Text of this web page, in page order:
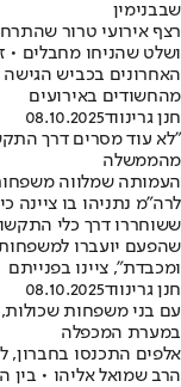
שבבנימין
רצף אירועי טרור
ושלט שהניחו מחבלים
האחרונים בכביש
מהחשודים באירועים
חנן גרינווד08.10.2025
"לא עוד מסרים דרך
מהממשלה
העמותה שמלווה
לרה"מ נתניהו בו
ששוחררו דרך כלי
שהפעם יועברו
ומכבדת", ציינו בפנייתם
חנן גרינווד08.10.2025
עם בני משפחות שכולות,
במערת המכפלה
אלפים התכנסו בחברון,
הרב שמואל אליהו •